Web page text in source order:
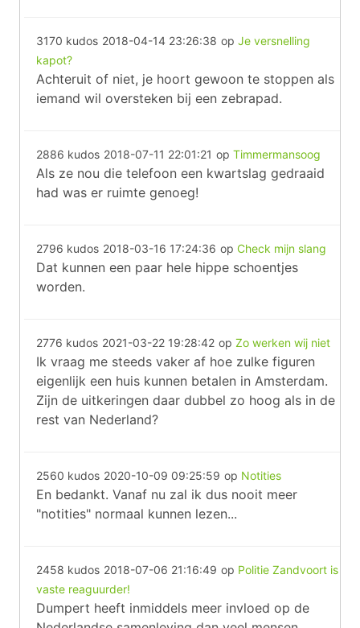
3170 kudos 2018-04-14 23:26:38 op Je versnelling
kapot?
Achteruit of niet, je hoort gewoon te stoppen als
iemand wil oversteken bij een zebrapad.
2886 kudos 2018-07-11 22:01:21 op Timmermansoog
Als ze nou die telefoon een kwartslag gedraaid
had was er ruimte genoeg!
2796 kudos 2018-03-16 17:24:36 op Check mijn slang
Dat kunnen een paar hele hippe schoentjes
worden.
2776 kudos 2021-03-22 19:28:42 op Zo werken wij niet
Ik vraag me steeds vaker af hoe zulke figuren
eigenlijk een huis kunnen betalen in Amsterdam.
Zijn de uitkeringen daar dubbel zo hoog als in de
rest van Nederland?
2560 kudos 2020-10-09 09:25:59 op Notities
En bedankt. Vanaf nu zal ik dus nooit meer
"notities" normaal kunnen lezen...
2458 kudos 2018-07-06 21:16:49 op Politie Zandvoort is
vaste reaguurder!
Dumpert heeft inmiddels meer invloed op de